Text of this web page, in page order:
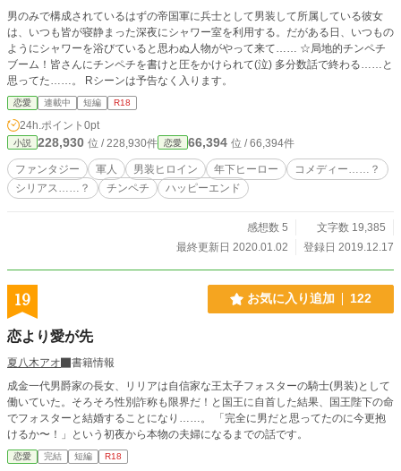
男のみで構成されているはずの帝国軍に兵士として男装して所属している彼女
は、いつも皆が寝静まった深夜にシャワー室を利用する。だがある日、いつもの
ようにシャワーを浴びていると思わぬ人物がやって来て…… ☆局地的チンペチ
ブーム！皆さんにチンペチを書けと圧をかけられて(泣) 多分数話で終わる……と
思ってた……。 Rシーンは予告なく入ります。
恋愛 連載中 短編 R18
24h.ポイント 0pt
小説 228,930 位 / 228,930件 恋愛 66,394 位 / 66,394件
ファンタジー 軍人 男装ヒロイン 年下ヒーロー
コメディー……？
シリアス……？
チンペチ ハッピーエンド
感想数 5
文字数 19,385
最終更新日 2020.01.02
登録日 2019.12.17
19 お気に入り追加 122
恋より愛が先
夏八木アオ
書籍情報
成金一代男爵家の長女、リリアは自信家な王太子フォスターの騎士(男装)として
働いていた。そろそろ性別詐称も限界だ！と国王に自首した結果、国王陛下の命
でフォスターと結婚することになり……。 「完全に男だと思ってたのに今更抱
けるか〜！」という初夜から本物の夫婦になるまでの話です。
恋愛 完結 短編 R18